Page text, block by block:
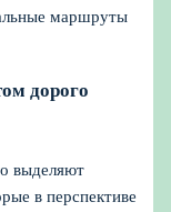
маршруты
дорого
выделяют
в перспективе